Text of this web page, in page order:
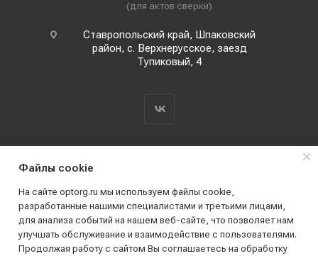
(для актов сверки)
Ставропольский край, Шпаковский
район, с. Верхнерусское, заезд
Тупиковый, 4
2019 - 2026 © АО КПК "Ставропольстройопторг"
Все права защищены
Файлы cookie
На сайте optorg.ru мы используем файлы cookie,
разработанные нашими специалистами и третьими лицами,
для анализа событий на нашем веб-сайте, что позволяет нам
улучшать обслуживание и взаимодействие с пользователями.
Продолжая работу с сайтом Вы соглашаетесь на обработку